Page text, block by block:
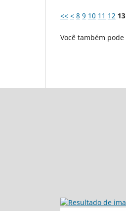
<< < 8 9 10 11 12 13
Você também pode